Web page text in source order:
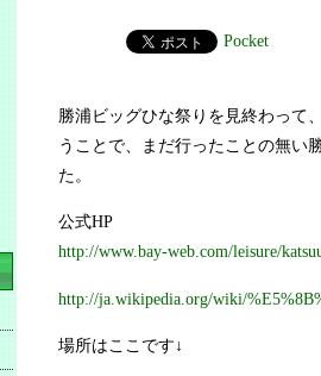
Pocket
勝浦ビッグひな祭りを見終わって
うことで、まだ行ったことの無い
た。
公式HP
http://www.bay-web.com/leisure/
http://ja.wikipedia.org/wiki/
場所はここです↓